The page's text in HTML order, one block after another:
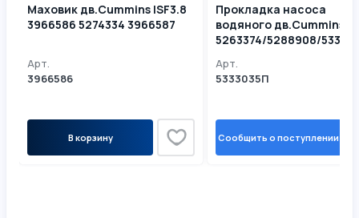
Маховик дв.Cummins ISF3.8
3966586 5274334 3966587
Арт.
3966586
В корзину
Прокладка насоса
водяного дв.Cummins
5263374/5288908/
Арт.
5333035П
Сообщить о поступлении